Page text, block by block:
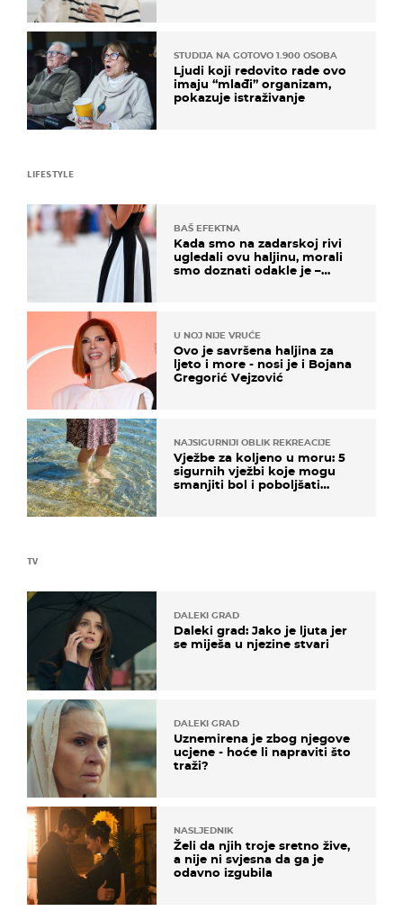
STUDIJA NA GOTOVO 1.900 OSOBA
Ljudi koji redovito rade ovo
imaju “mlađi” organizam,
pokazuje istraživanje
TV
DALEKI GRAD
Daleki grad: Jako je ljuta jer
se miješa u njezine stvari
DALEKI GRAD
Uznemirena je zbog njegove
ucjene - hoće li napraviti što
traži?
NASLJEDNIK
Želi da njih troje sretno žive,
a nije ni svjesna da ga je
odavno izgubila
LIFESTYLE
BAŠ EFEKTNA
Kada smo na zadarskoj rivi
ugledali ovu haljinu, morali
smo doznati odakle je –
U NOJ NIJE VRUĆE
Ovo je savršena haljina za
ljeto i more - nosi je i Bojana
Gregorić Vejzović
NAJSIGURNIJI OBLIK REKREACIJE
Vježbe za koljeno u moru: 5
sigurnih vježbi koje mogu
smanjiti bol i poboljšati